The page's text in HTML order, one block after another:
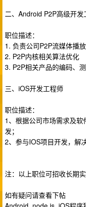
二、Android P2P高级开发
职位描述：
1. 负责公司P2P流媒体播
2. P2P内核相关算法优化
3. P2P相关产品的编码、
三、iOS开发工程师
职位描述：
1、根据公司市场需求及
发；
2、参与IOS项目开发，解
注：以上职位可招收长期实
如有疑问请查看下帖